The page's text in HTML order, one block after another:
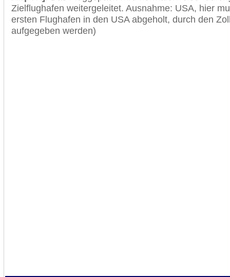
Zielflughafen weitergeleitet. Ausnahme: USA, hier
ersten Flughafen in den USA abgeholt, durch den
aufgegeben werden)